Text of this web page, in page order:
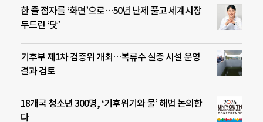
한 줄 점자를 ‘화면’으로…50년 난제 풀고 세계시장
두드린 ‘닷’
기후부 제1차 검증위 개최…복류수 실증 시설 운영
결과 검토
18개국 청소년 300명, ‘기후위기와 물’ 해법 논의한
다